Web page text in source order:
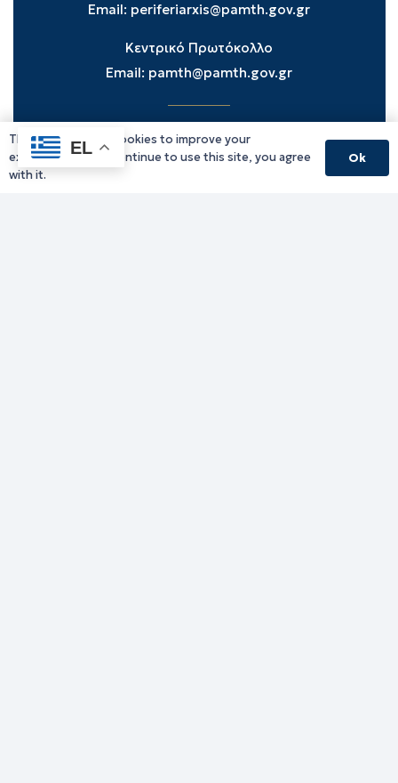
Email: periferiarxis@pamth.gov.gr
Κεντρικό Πρωτόκολλο
Email: pamth@pamth.gov.gr
Υπηρεσίες Δράμας
Υπηρεσίες Καβάλας
EL
This website uses cookies to improve your
experience. If you continue to use this site, you agree
with it.
Ok